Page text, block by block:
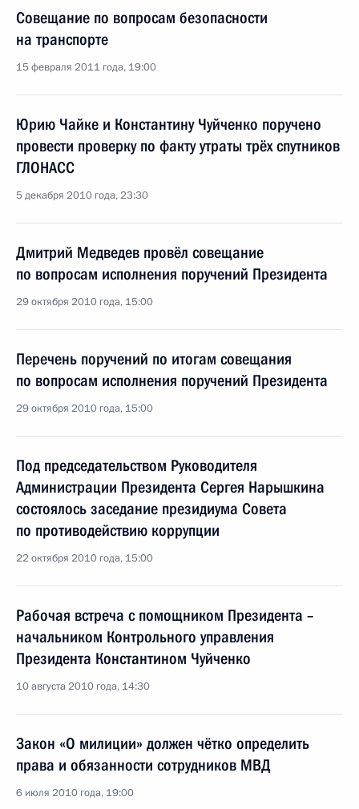
Совещание по вопросам безопасности
на транспорте
15 февраля 2011 года, 19:00
Юрию Чайке и Константину Чуйченко поручено
провести проверку по факту утраты трёх спутников
ГЛОНАСС
5 декабря 2010 года, 23:30
Дмитрий Медведев провёл совещание
по вопросам исполнения поручений Президента
29 октября 2010 года, 15:00
Перечень поручений по итогам совещания
по вопросам исполнения поручений Президента
29 октября 2010 года, 15:00
Под председательством Руководителя
Администрации Президента Сергея Нарышкина
состоялось заседание президиума Совета
по противодействию коррупции
22 октября 2010 года, 15:00
Рабочая встреча с помощником Президента –
начальником Контрольного управления
Президента Константином Чуйченко
10 августа 2010 года, 14:30
Закон «О милиции» должен чётко определить
права и обязанности сотрудников МВД
6 июля 2010 года, 19:00